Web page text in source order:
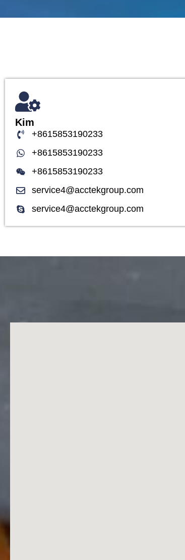
Kim
+8615853190233
+8615853190233
+8615853190233
service4@acctekgroup.com
service4@acctekgroup.com